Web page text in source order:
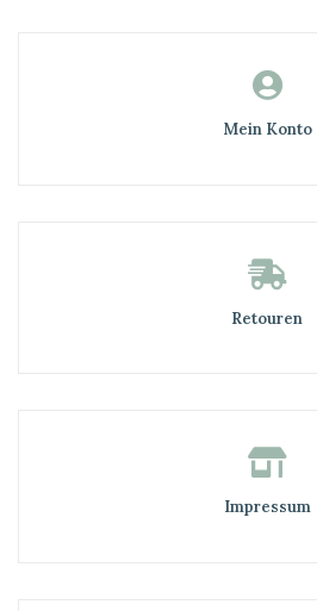
Mein Konto
Retouren
Impressum